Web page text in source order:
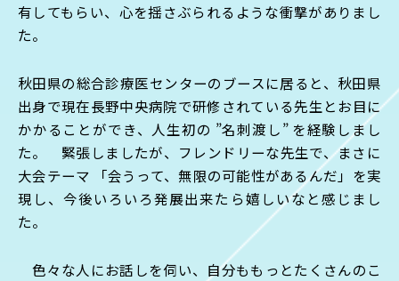
有してもらい、心を揺さぶられるような衝撃がありまし
た。
秋田県の総合診療医センターのブースに居ると、秋田県
出身で現在長野中央病院で研修されている先生とお目に
かかることができ、人生初の ”名刺渡し” を経験しまし
た。 緊張しましたが、フレンドリーな先生で、まさに
大会テーマ 「会うって、無限の可能性があるんだ」を実
現し、今後いろいろ発展出来たら嬉しいなと感じまし
た。
色々な人にお話しを伺い、自分ももっとたくさんのこ